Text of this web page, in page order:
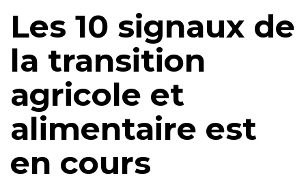
Les 10 signaux de
la transition
agricole et
alimentaire est
en cours